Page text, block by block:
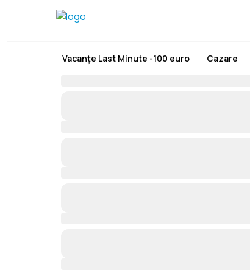
Vacanțe Last Minute -100 euro Cazare